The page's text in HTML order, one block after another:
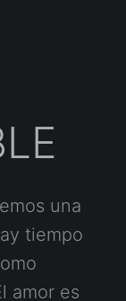
una
tiempo
amor es